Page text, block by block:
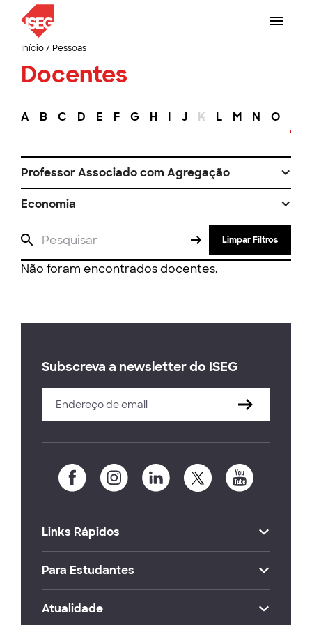
Início/ Pessoas
Docentes
A B C D E F G H I J K L M N O
Professor Associado com Agregação
Economia
Limpar Filtros
Não foram encontrados docentes.
Subscreva a newsletter do ISEG
Links Rápidos
Para Estudantes
Atualidade